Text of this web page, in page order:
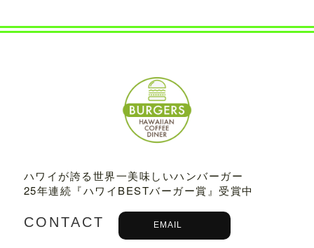
参道店が紹介されました。
「VS魂」にて、
GER BURGERS表参道店の「ギガモンス
ターバーガー」が紹介されました。
DY'S BIGGER BURGERS表参道店が紹介
されました。
2022.09.21
主婦と生活社「
JUNON 2022年11月号
ハワイが誇る世界一美味しいハンバーガー
25年連続『ハワイBESTバーガー賞』受賞中
CONTACT EMAIL